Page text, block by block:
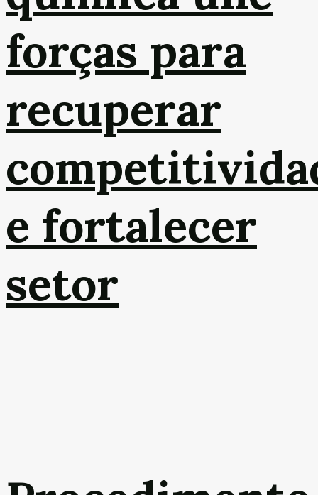
forças para
recuperar
e fortalecer
setor